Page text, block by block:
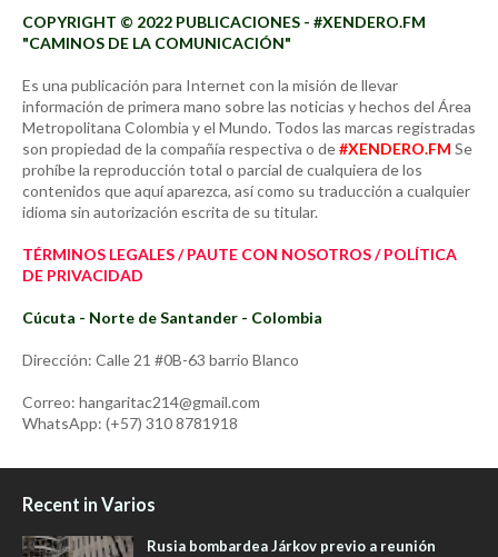
COPYRIGHT © 2022 PUBLICACIONES - #XENDERO.FM
"CAMINOS DE LA COMUNICACIÓN"
Es una publicación para Internet con la misión de llevar
información de primera mano sobre las noticias y hechos del Área
Metropolitana Colombia y el Mundo. Todos las marcas registradas
son propiedad de la compañía respectiva o de#XENDERO.FM Se
prohíbe la reproducción total o parcial de cualquiera de los
contenidos que aquí aparezca, así como su traducción a cualquier
idioma sin autorización escrita de su titular.
TÉRMINOS LEGALES / PAUTE CON NOSOTROS / POLÍTICA
DE PRIVACIDAD
Cúcuta - Norte de Santander - Colombia
Dirección: Calle 21 #0B-63 barrio Blanco
Correo: hangaritac214@gmail.com
WhatsApp: (+57) 310 8781918
Recent in Varios
Rusia bombardea Járkov previo a reunión